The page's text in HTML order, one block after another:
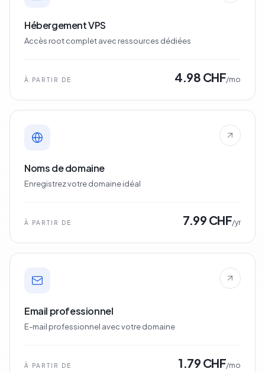
Hébergement VPS
Accès root complet avec ressources dédiées
À PARTIR DE 4.98 CHF/mo
Noms de domaine
Enregistrez votre domaine idéal
À PARTIR DE 7.99 CHF/yr
Email professionnel
E-mail professionnel avec votre domaine
À PARTIR DE 1.79 CHF/mo